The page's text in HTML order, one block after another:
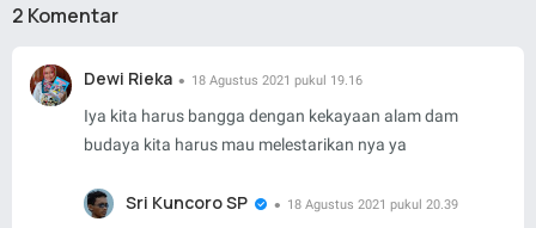
2 Komentar
Dewi Rieka 18 Agustus 2021 pukul 19.16
Iya kita harus bangga dengan kekayaan alam dam
budaya kita harus mau melestarikan nya ya
Sri Kuncoro SP 18 Agustus 2021 pukul 20.39